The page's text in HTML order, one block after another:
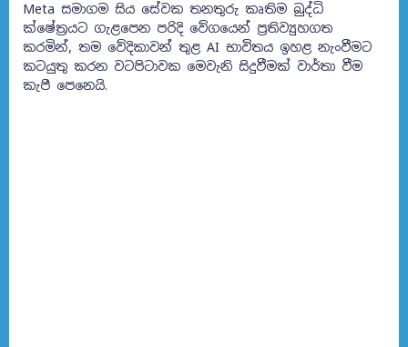
Meta සමාගම සිය සේවක තනතුරු කෘතිම බුද්ධි
ක්ෂේත්‍රයට ගැළපෙන පරිදි වේගයෙන් ප්‍රතිව්‍යුහගත
කරමින්, තම වේදිකාවන් තුළ AI භාවිතය ඉහළ නැංවීමට
කටයුතු කරන වටපිටාවක මෙවැනි සිදුවීමක් වාර්තා වීම
කැපී පෙනෙයි.